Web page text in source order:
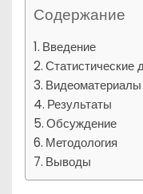
Содержание
Введение
Статистические
Результаты
Обсуждение
Методология
Выводы